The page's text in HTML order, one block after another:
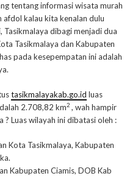
tentang informasi wisata murah
afdol kalau kita kenalan dulu
Tasikmalaya dibagi menjadi dua
Tasikmalaya dan Kabupaten
pada kesepempatan ini adalah
tasikmalayakab.go.id luas
2.708,82 km2 , wah hampir
? Luas wilayah ini dibatasi oleh :
Kota Tasikmalaya, Kabupaten
Kabupaten Ciamis, DOB Kab